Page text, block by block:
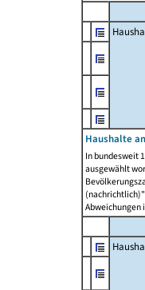
Haushalte
In bundesweit
ausgewählt
Abweichungen